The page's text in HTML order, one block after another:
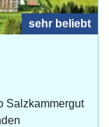
sehr beliebt
Salzkammergut